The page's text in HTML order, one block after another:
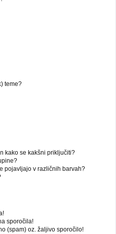
teme?
kako se kakšni priključiti?
pojavljajo v različnih barvah?
sporočila!
(spam) oz. žaljivo sporočilo!